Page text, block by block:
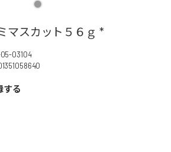
マスカット５６ｇ *
03104
する